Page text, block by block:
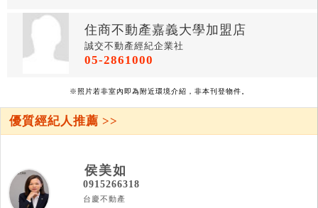
住商不動產嘉義大學加盟店
誠交不動產經紀企業社
05-2861000
※照片若非室內即為附近環境介紹，非本刊登物件。
優質經紀人推薦 >>
侯美如
0915266318
台慶不動產